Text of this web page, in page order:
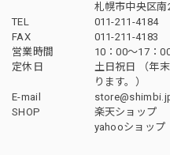
札幌市中央区
TEL
011-211-4184
FAX
011-211-4183
営業時間
10：00〜17：
定休日
土日祝日 （年
ります。）
E-mail
SHOP
楽天ショップ
yahooショップ